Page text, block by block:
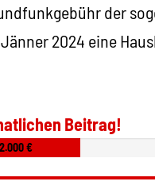
der
2024 eine
Beitrag!
€